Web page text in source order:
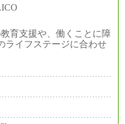
育支援や、働くことに障
ライフステージに合わせ